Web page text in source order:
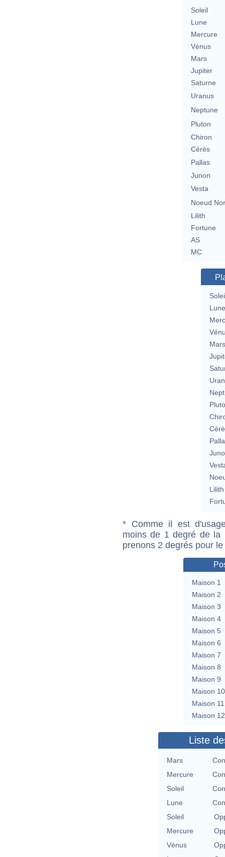
Soleil
Lune
Mercure
Vénus
Mars
Jupiter
Saturne
Uranus
Neptune
Pluton
Chiron
Cérès
Pallas
Junon
Vesta
Noeud
Lilith
Fortune
AS
MC
Lune
Mars
Lilith
* Comme il est
moins de 1 degré de la
prenons 2 degrés pour
Maison 1
Maison 2
Maison 3
Maison 4
Maison 5
Maison 6
Maison 7
Maison 8
Maison 9
Maison 10
Maison 11
Maison 12
Liste
Mars
Mercure
Soleil
Lune
Soleil
Mercure
Vénus